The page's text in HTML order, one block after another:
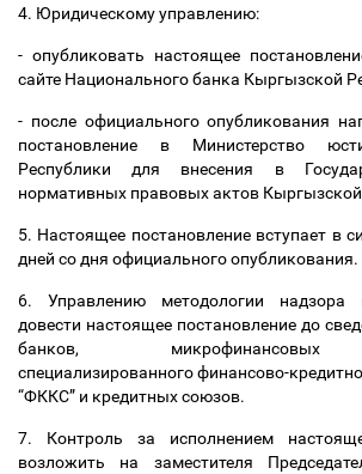
4. Юридическому управлению:
- опубликовать настоящее
сайте Национального банка Кыргызской
- после официального опубликования
постановление в Министерство
Республики для внесения в
нормативных правовых актов
5. Настоящее постановление вступает в
дней со дня официального опубликования.
6. Управлению методологии надзора
довести настоящее постановление до
банков, микрофинансовых
специализированного финансово-
“ФККС” и кредитных союзов.
7. Контроль за исполнением
возложить на заместителя